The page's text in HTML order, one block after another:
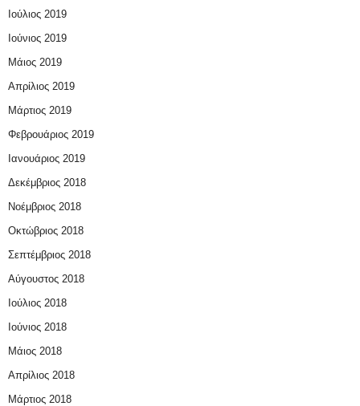
Ιούλιος 2019
Ιούνιος 2019
Μάιος 2019
Απρίλιος 2019
Μάρτιος 2019
Φεβρουάριος 2019
Ιανουάριος 2019
Δεκέμβριος 2018
Νοέμβριος 2018
Οκτώβριος 2018
Σεπτέμβριος 2018
Αύγουστος 2018
Ιούλιος 2018
Ιούνιος 2018
Μάιος 2018
Απρίλιος 2018
Μάρτιος 2018